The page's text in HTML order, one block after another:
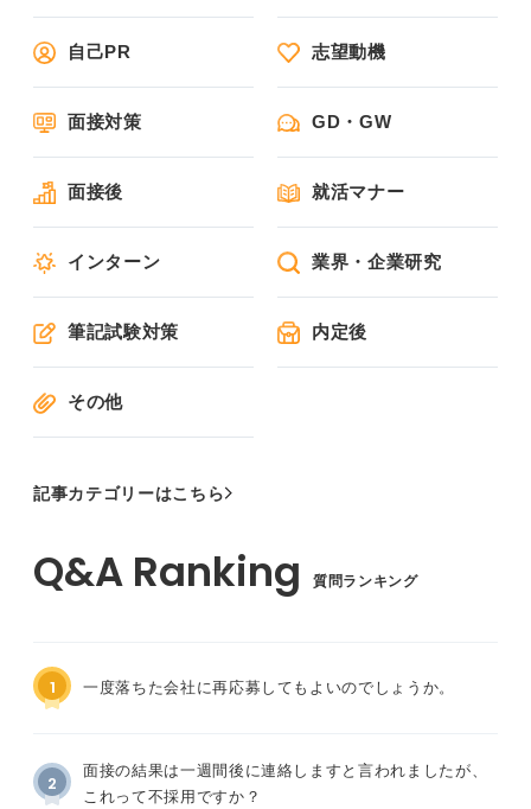
自己PR 志望動機
面接対策 GD・GW
面接後 就活マナー
インターン 業界・企業研究
筆記試験対策 内定後
その他
記事カテゴリーはこちら
質問ランキング
1 一度落ちた会社に再応募してもよいのでしょうか。
2
面接の結果は一週間後に連絡しますと言われましたが、
これって不採用ですか？